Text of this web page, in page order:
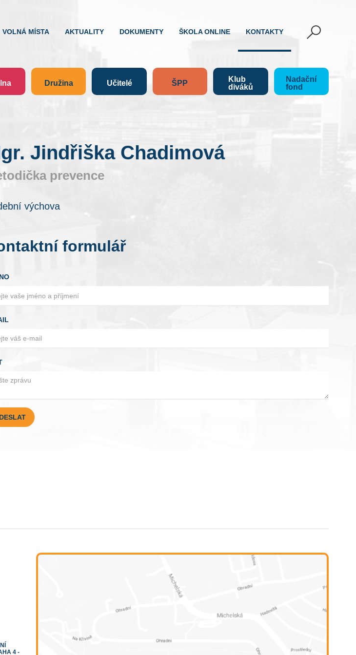
VOLNÁ MÍSTA AKTUALITY DOKUMENTY ŠKOLA ONLINE KONTAKTY
Družina Učitelé ŠPP
Klub
diváků
Nadační
fond
Jindřiška Chadimová
prevence
výchova
formulář
4 -